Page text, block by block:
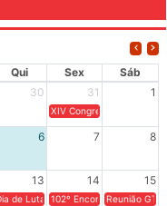
Qui Sex
Sáb
30 31 1
XIV Congresso Brasileiro
6 7 8
13 14 15
de Luta em Defesa de Cuba e da
102º Encontro da
Reunião